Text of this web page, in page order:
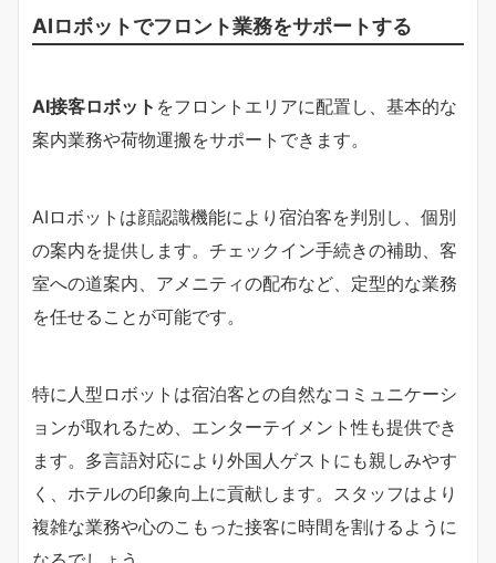
AIロボットでフロント業務をサポートする
AI接客ロボット をフロントエリアに配置し、基本的な
案内業務や荷物運搬をサポートできます。
AIロボットは顔認識機能により宿泊客を判別し、個別
の案内を提供します。チェックイン手続きの補助、客
室への道案内、アメニティの配布など、定型的な業務
を任せることが可能です。
特に人型ロボットは宿泊客との自然なコミュニケーシ
ョンが取れるため、エンターテイメント性も提供でき
ます。多言語対応により外国人ゲストにも親しみやす
く、ホテルの印象向上に貢献します。スタッフはより
複雑な業務や心のこもった接客に時間を割けるように